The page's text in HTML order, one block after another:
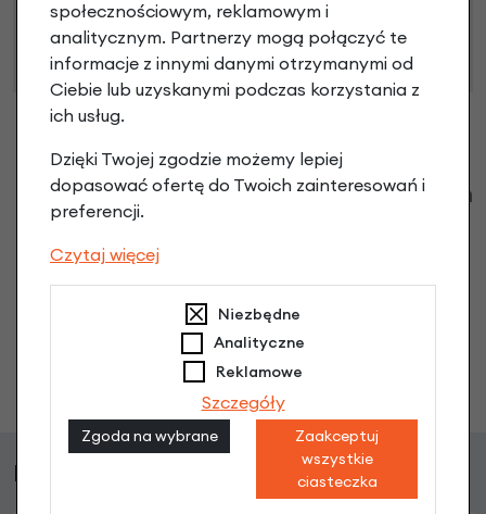
i przyznaniu kredytu zostanie podjęta po ocenie
zdolności kredytowej.
Klienci zadali następujące pytania o ten
Nikt wcześniej niemiał pytań do tego produktu? A Ty o
Zadaj pytanie
Najczęściej kupowane
społecznościowym, reklamowym i
analitycznym. Partnerzy mogą połączyć te
informacje z innymi danymi otrzymanymi od
Ciebie lub uzyskanymi podczas korzystania z
ich usług.
Dzięki Twojej zgodzie możemy lepiej
dopasować ofertę do Twoich zainteresowań i
preferencji.
Czytaj więcej
Niezbędne
Analityczne
Reklamowe
Szczegóły
Zgoda na wybrane
Zaakceptuj
wszystkie
ciasteczka